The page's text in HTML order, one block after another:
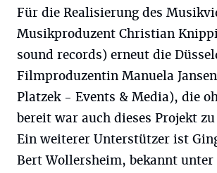
Für die Realisierung des
Musikproduzent Christian
sound records) erneut die
Filmproduzentin Manuela
Platzek - Events & Media), die
bereit war auch dieses Projekt
Ein weiterer Unterstützer ist
Bert Wollersheim, bekannt unter